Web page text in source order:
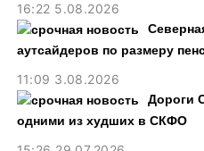
16:22 5.08.2026
аутсайдеров по размеру
11:09 3.08.2026
Дороги
одними из худших в СКФО